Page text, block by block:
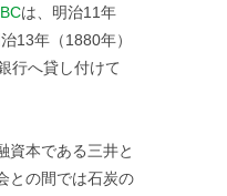
は、明治11年
13年（1880年）
行へ貸し付けて
本である三井と
との間では石炭の